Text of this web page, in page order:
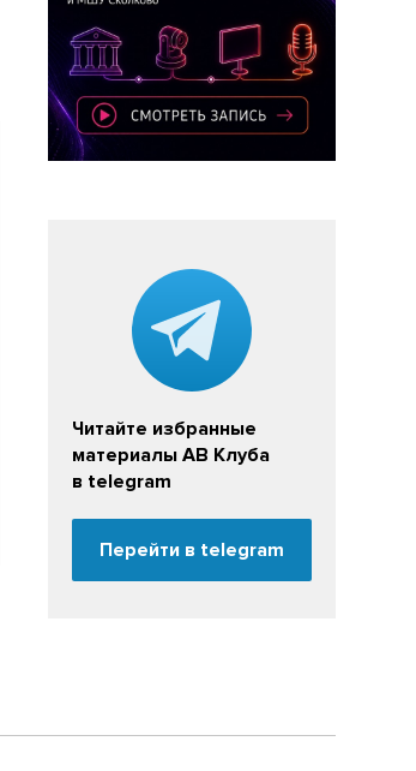
Читайте избранные
материалы АВ Клуба
в telegram
Перейти в telegram